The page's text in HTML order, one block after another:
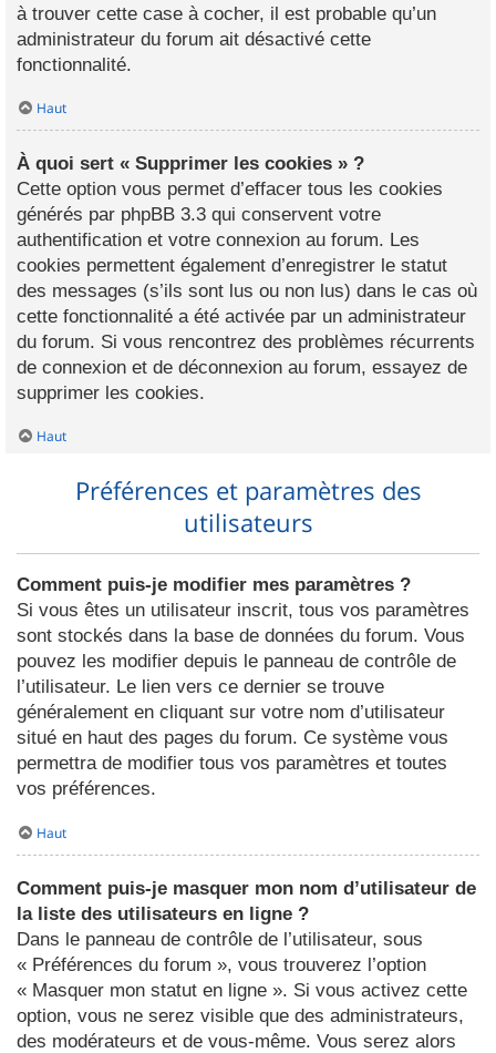
à trouver cette case à cocher, il est probable qu’un
administrateur du forum ait désactivé cette
fonctionnalité.
Haut
À quoi sert « Supprimer les cookies » ?
Cette option vous permet d’effacer tous les cookies
générés par phpBB 3.3 qui conservent votre
authentification et votre connexion au forum. Les
cookies permettent également d’enregistrer le statut
des messages (s’ils sont lus ou non lus) dans le cas où
cette fonctionnalité a été activée par un administrateur
du forum. Si vous rencontrez des problèmes récurrents
de connexion et de déconnexion au forum, essayez de
supprimer les cookies.
Haut
Préférences et paramètres des
utilisateurs
Comment puis-je modifier mes paramètres ?
Si vous êtes un utilisateur inscrit, tous vos paramètres
sont stockés dans la base de données du forum. Vous
pouvez les modifier depuis le panneau de contrôle de
l’utilisateur. Le lien vers ce dernier se trouve
généralement en cliquant sur votre nom d’utilisateur
situé en haut des pages du forum. Ce système vous
permettra de modifier tous vos paramètres et toutes
vos préférences.
Haut
Comment puis-je masquer mon nom d’utilisateur de
la liste des utilisateurs en ligne ?
Dans le panneau de contrôle de l’utilisateur, sous
« Préférences du forum », vous trouverez l’option
« Masquer mon statut en ligne ». Si vous activez cette
option, vous ne serez visible que des administrateurs,
des modérateurs et de vous-même. Vous serez alors